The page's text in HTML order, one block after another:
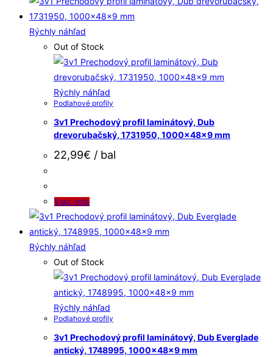
Rýchly náhľad
Out of Stock
Rýchly náhľad
Podlahové profily
3v1 Prechodový profil laminátový, Dub
drevorubačský, 1731950, 1000x48x9 mm
22,99€ / bal
Viac info
Rýchly náhľad
Out of Stock
Rýchly náhľad
Podlahové profily
3v1 Prechodový profil laminátový, Dub Everglade
antický, 1748995, 1000x48x9 mm